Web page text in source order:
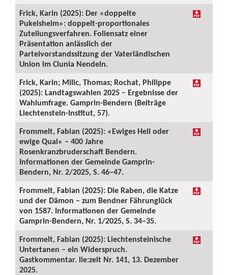
Frick, Karin (2025): Der «doppelte
Pukelsheim»: doppelt-proportionales
Zuteilungsverfahren. Foliensatz einer
Präsentation anlässlich der
Parteivorstandssitzung der Vaterländischen
Union im Clunia Nendeln.
Frick, Karin; Milic, Thomas; Rochat, Philippe
(2025): Landtagswahlen 2025 – Ergebnisse der
Wahlumfrage. Gamprin-Bendern (Beiträge
Liechtenstein-Institut, 57).
Frommelt, Fabian (2025): «Ewiges Heil oder
ewige Qual» – 400 Jahre
Rosenkranzbruderschaft Bendern.
Informationen der Gemeinde Gamprin-
Bendern, Nr. 2/2025, S. 46–47.
Frommelt, Fabian (2025): Die Raben, die Katze
und der Dämon – zum Bendner Fährunglück
von 1587. Informationen der Gemeinde
Gamprin-Bendern, Nr. 1/2025, S. 34–35.
Frommelt, Fabian (2025): Liechtensteinische
Untertanen – ein Widerspruch.
Gastkommentar. lie:zeit Nr. 141, 13. Dezember
2025.